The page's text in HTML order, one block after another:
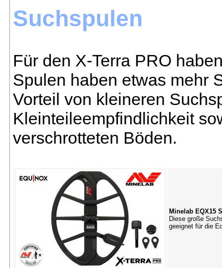
Suchspulen
Für den X-Terra PRO
Spulen haben etwas mehr
Vorteil von kleineren
Kleinteileempfindlichkeit
verschrotteten Böden.
Minelab EQX15
Diese große
geeignet für die